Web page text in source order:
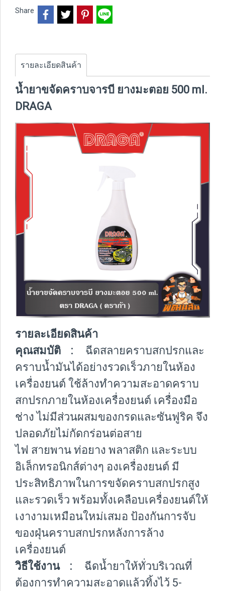
Share
รายละเอียดสินค้า
น้ำยาขจัดคราบจารบี ยางมะตอย 500 ml.
DRAGA
รายละเอียดสินค้า
คุณสมบัติ : ฉีดสลายคราบสกปรกและ
คราบน้ำมันได้อย่างรวดเร็วภายในห้อง
เครื่องยนต์ ใช้ล้างทำความสะอาดคราบ
สกปรกภายในห้องเครื่องยนต์ เครื่องมือ
ช่าง ไม่มีส่วนผสมของกรดและซันฟูริค จึง
ปลอดภัยไม่กัดกร่อนต่อสาย
ไฟ สายพาน ท่อยาง พลาสติก และระบบ
อิเล็กทรอนิกส์ต่างๆ องเครื่องยนต์ มี
ประสิทธิภาพในการขจัดคราบสกปรกสูง
และรวดเร็ว พร้อมทั้งเคลือบเครื่องยนต์ให้
เงางามเหมือนใหม่เสมอ ป้องกันการจับ
ของฝุ่นคราบสกปรกหลังการล้าง
เครื่องยนต์
วิธีใช้งาน :
ฉีดน้ำยาให้ทั่วบริเวณที่
ต้องการทำความสะอาดแล้วทิ้งไว้ 5-